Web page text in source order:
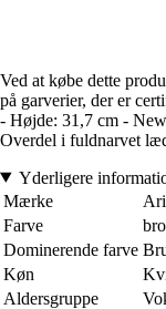
Ved at købe dette
på garverier, der er
- Højde: 31,7 cm -
Overdel i fuldnarvet
Yderligere
Mærke
Farve
Dominerende farve
Køn
Aldersgruppe